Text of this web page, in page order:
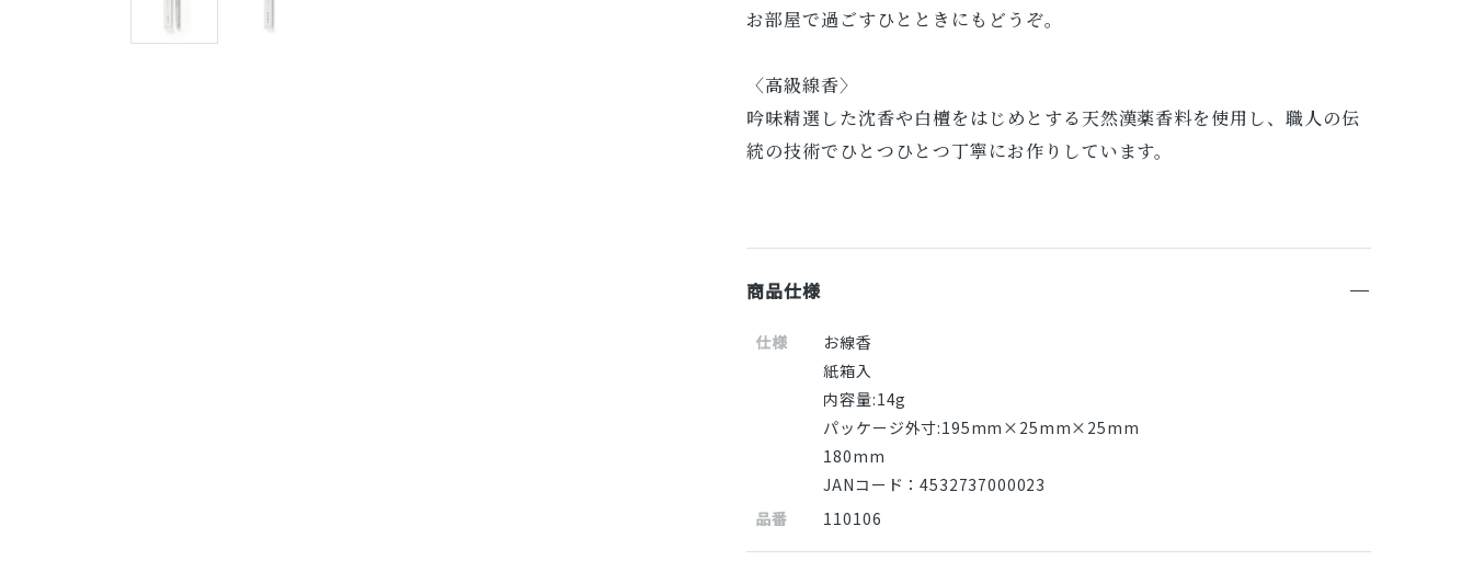
お部屋で過ごすひとときにもどうぞ。
〈高級線香〉
吟味精選した沈香や白檀をはじめとする天然漢薬香料を使用し、職人の伝
統の技術でひとつひとつ丁寧にお作りしています。
商品仕様
仕様
お線香
紙箱入
内容量:14g
パッケージ外寸:195mm×25mm×25mm
180mm
JANコード：4532737000023
品番
110106